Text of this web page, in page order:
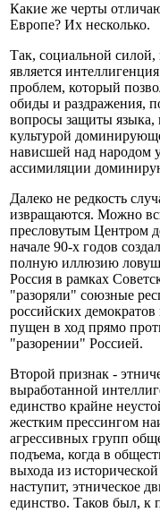
Какие же черты
Европе? Их несколько.
Так, социальной
является
проблем, который
обиды и раздражения,
вопросы защиты языка,
культурой
нависшей над народом
ассимиляции
Далеко не редкость
извращаются. Можно
пресловутым Центром
начале 90-х годов
полную иллюзию
Россия в рамках
"разоряли" союзные
российских
пущен в ход прямо
"разорении" Россией.
Второй признак -
выработанной
единство крайне
жестким прессингом
агрессивных групп
подъема, когда в
выхода из
наступит, этническое
единство. Таков был,